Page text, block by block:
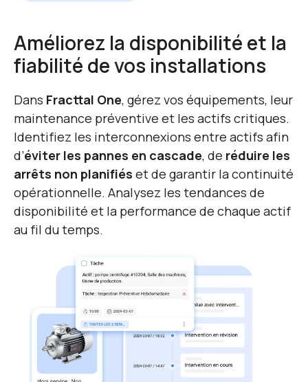
Améliorez la disponibilité et la
fiabilité de vos installations
Dans Fracttal One, gérez vos équipements, leur
maintenance préventive et les actifs critiques.
Identifiez les interconnexions entre actifs afin
d’éviter les pannes en cascade, de réduire les
arrêts non planifiés et de garantir la continuité
opérationnelle. Analysez les tendances de
disponibilité et la performance de chaque actif
au fil du temps.